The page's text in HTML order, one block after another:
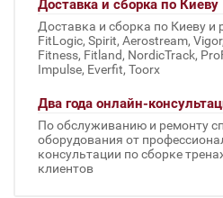
Доставка и сборка по Киеву
Доставка и сборка по Киеву и
FitLogic, Spirit, Aerostream,
Fitness, Fitland, NordicTrack,
Impulse, Everfit, Toorx
Два года онлайн-
По обслуживанию и ремонту
оборудования от
консультации по сборке
клиентов